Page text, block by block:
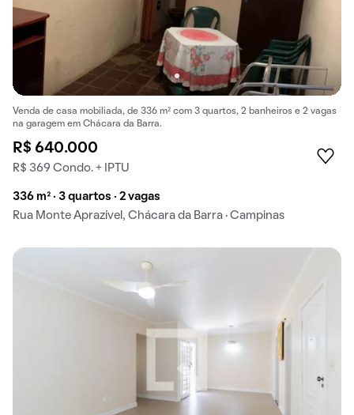
Venda de casa mobiliada, de 336 m² com 3 quartos, 2 banheiros e 2 vagas
na garagem em Chácara da Barra.
R$ 640.000
R$ 369 Condo. + IPTU
336 m² · 3 quartos · 2 vagas
Rua Monte Aprazível, Chácara da Barra · Campinas